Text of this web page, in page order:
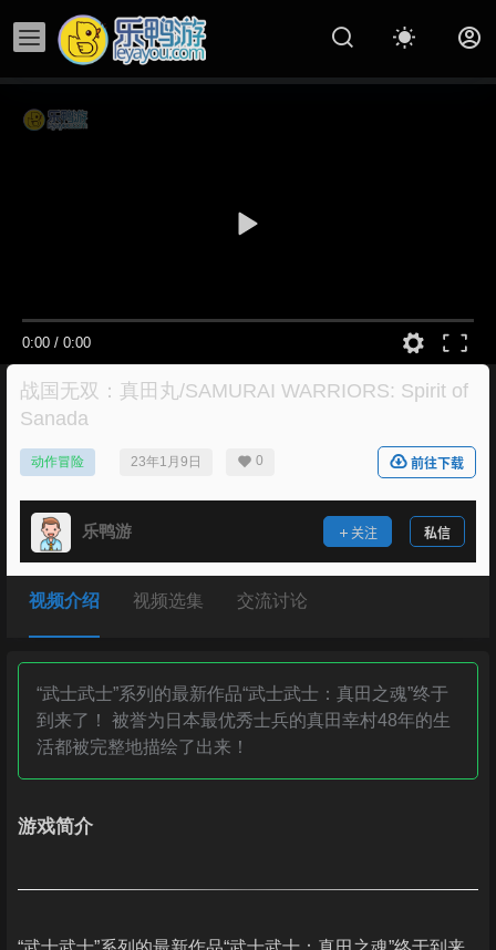
0:00 / 0:00
战国无双：真田丸/SAMURAI WARRIORS: Spirit of
Sanada
动作冒险 23年1月9日 0 前往下载
乐鸭游 关注 私信
视频介绍 视频选集 交流讨论
“武士武士”系列的最新作品“武士武士：真田之魂”终于
到来了！ 被誉为日本最优秀士兵的真田幸村48年的生
活都被完整地描绘了出来！
游戏简介